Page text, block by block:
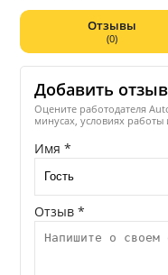
Ремонт Авто на
Розбирання автомобілів.
Отзывы
(0)
Добавить отзыв
Оцените работодателя
минусах, условиях
Имя *
Отзыв *